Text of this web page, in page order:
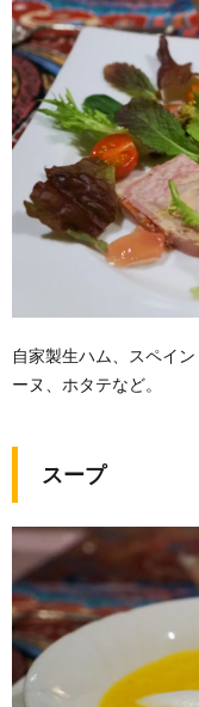
自家製生ハム、スペイ
ーヌ、ホタテなど。
スープ